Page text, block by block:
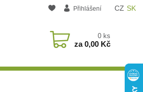
CZ SK
Přihlášení
0 ks
za0,00 Kč